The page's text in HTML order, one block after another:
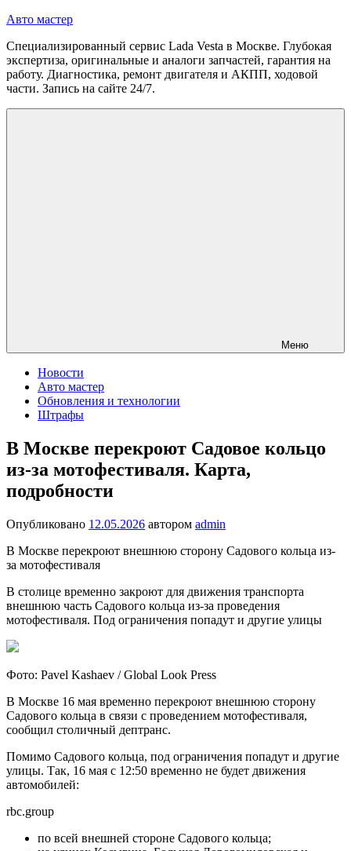
Перейти
содержимому
Авто мастер
Специализированный сервис Lada Vesta в Москве. Глубокая
экспертиза, оригинальные и аналоги запчастей, гарантия на
работу. Диагностика, ремонт двигателя и АКПП, ходовой
части. Запись на сайте 24/7.
Меню
Новости
Авто мастер
Обновления и технологии
Штрафы
В Москве перекроют Садовое кольцо
из-за мотофестиваля. Карта,
подробности
Опубликовано 12.05.2026 автором admin
В Москве перекроют внешнюю сторону Садового кольца из-
за мотофестиваля
В столице временно закроют для движения транспорта
внешнюю часть Садового кольца из-за проведения
мотофестиваля. Под ограничения попадут и другие улицы
Фото: Pavel Kashaev / Global Look Press
В Москве 16 мая временно перекроют внешнюю сторону
Садового кольца в связи с проведением мотофестиваля,
сообщил столичный дептранс.
Помимо Садового кольца, под ограничения попадут и другие
улицы. Так, 16 мая с 12:50 временно не будет движения
автомобилей:
rbc.group
по всей внешней стороне Садового кольца;